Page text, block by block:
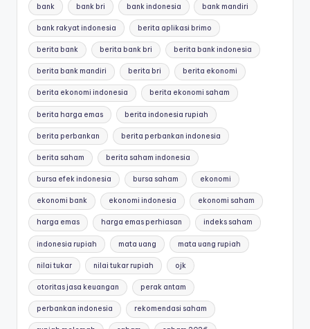
bank bank bri bank indonesia bank mandiri
bank rakyat indonesia berita aplikasi brimo
berita bank berita bank bri berita bank indonesia
berita bank mandiri berita bri berita ekonomi
berita ekonomi indonesia berita ekonomi saham
berita harga emas berita indonesia rupiah
berita perbankan berita perbankan indonesia
berita saham berita saham indonesia
bursa efek indonesia bursa saham ekonomi
ekonomi bank ekonomi indonesia ekonomi saham
harga emas harga emas perhiasan indeks saham
indonesia rupiah mata uang mata uang rupiah
nilai tukar nilai tukar rupiah ojk
otoritas jasa keuangan perak antam
perbankan indonesia rekomendasi saham